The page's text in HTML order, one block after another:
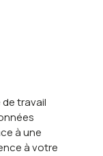
travail
à une
à votre